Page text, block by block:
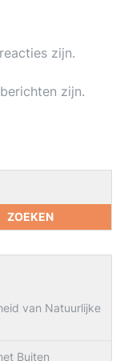
zijn.
zijn.
ZOEKEN
van Natuurlijke
Buiten